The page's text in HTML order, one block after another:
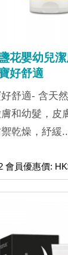
花嬰幼兒
好舒適
舒適- 含天
和幼髮，皮
乾燥，紓緩
會員優惠價: